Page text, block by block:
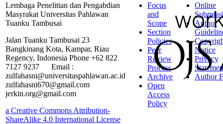
Lembaga Penelitian dan Pengabdian
Masyrakat Universitas Pahlawan
Tuanku Tambusai
Jalan Tuanku Tambusai 23
Bangkinang Kota, Kampar, Riau
Regency, Indonesia Phone +62 822
7127 9237 Email :
zulfahasni@universitaspahlawan.ac.id
zulfahasni670@gmail.com
jerkin.org@gmail.com
a Creative Commons Attribution-
ShareAlike 4.0 International License
Focus
and
Scope
Section
Policies
Peer
Review
Process
Archive
Open
Access
Policy
Online
Author
Notice
Privacy
Author